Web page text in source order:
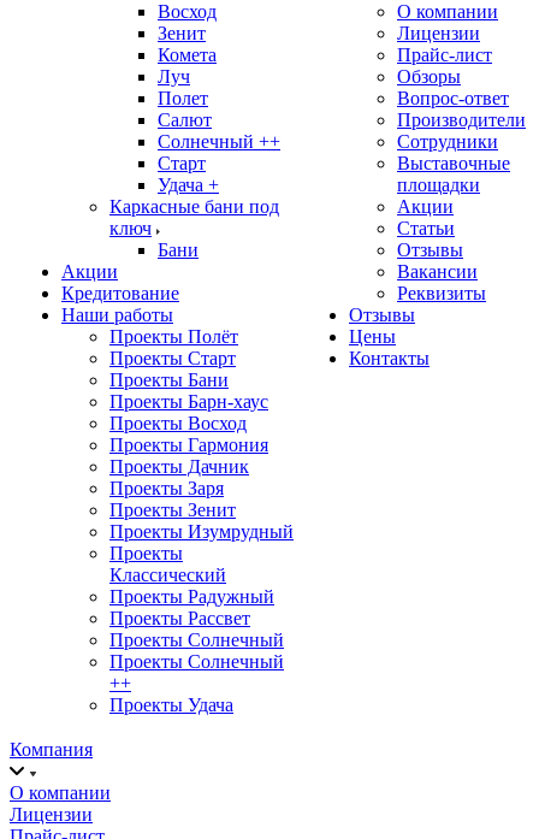
Восход
Зенит
Комета
Луч
Полет
Салют
Солнечный ++
Старт
Удача +
Каркасные бани под
ключ
Бани
Акции
Кредитование
Наши работы
Проекты Полёт
Проекты Старт
Проекты Бани
Проекты Барн-хаус
Проекты Восход
Проекты Гармония
Проекты Дачник
Проекты Заря
Проекты Зенит
Проекты Изумрудный
Проекты
Классический
Проекты Радужный
Проекты Рассвет
Проекты Солнечный
Проекты Солнечный
++
Проекты Удача
О компании
Лицензии
Прайс-лист
Обзоры
Вопрос-ответ
Производители
Сотрудники
Выставочные
площадки
Акции
Статьи
Отзывы
Вакансии
Реквизиты
Отзывы
Цены
Контакты
Компания
О компании
Лицензии